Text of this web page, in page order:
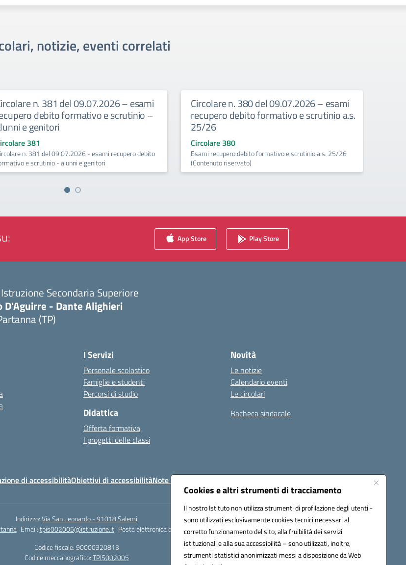
Cookies e altri strumenti di tracciamento
Il nostro Istituto non utilizza strumenti di profilazione degli utenti -
sono utilizzati esclusivamente cookies tecnici necessari al
corretto funzionamento del sito, alla fruibilità dei servizi
istituzionali e alla sua accessibilità – sono utilizzati, inoltre,
strumenti statistici anonimizzati messi a disposizione da Web
notizie, eventi correlati
n. 381 del 09.07.2026 – esami
debito formativo e scrutinio –
e genitori
381
n. 381 del 09.07.2026 - esami recupero debito
e scrutinio - alunni e genitori
Circolare n. 380 del 09.07.2026 – esami
recupero debito formativo e scrutinio a.s.
25/26
Circolare 380
Esami recupero debito formativo e scrutinio a.s. 25/26
(Contenuto riservato)
App Store Play Store
Secondaria Superiore
D'Aguirre - Dante Alighieri
(TP)
I Servizi
Personale scolastico
Famiglie e studenti
Percorsi di studio
Didattica
Offerta formativa
I progetti delle classi
Novità
Le notizie
Calendario eventi
Le circolari
Bacheca sindacale
di accessibilitàObiettivi di accessibilitàNote legali Seguici su:
Indirizzo:Via San Leonardo - 91018 Salemi
Email:tpis002005@istruzione.it Posta elettronica certificata (PEC):tpis002005@pec.istruzione.it
Codice fiscale: 90000320813
Codice meccanografico:TPIS002005